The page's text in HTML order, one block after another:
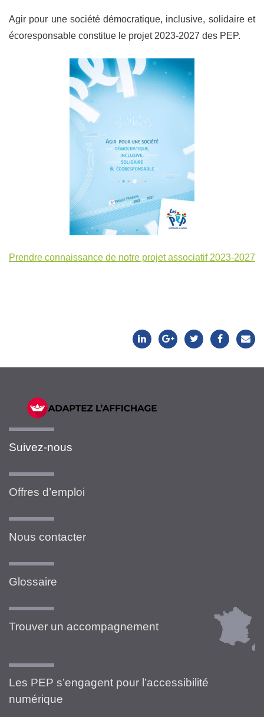
Agir pour une société démocratique, inclusive, solidaire et
écoresponsable constitue le projet 2023-2027 des PEP.
Prendre connaissance de notre projet associatif 2023-2027
Suivez-nous
Offres d’emploi
Nous contacter
Glossaire
Trouver un accompagnement
Les PEP s’engagent pour l’accessibilité
numérique